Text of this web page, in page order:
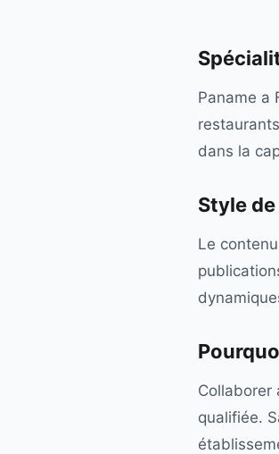
Paname a
dans la
Style
Le
Collaborer
qualifiée.